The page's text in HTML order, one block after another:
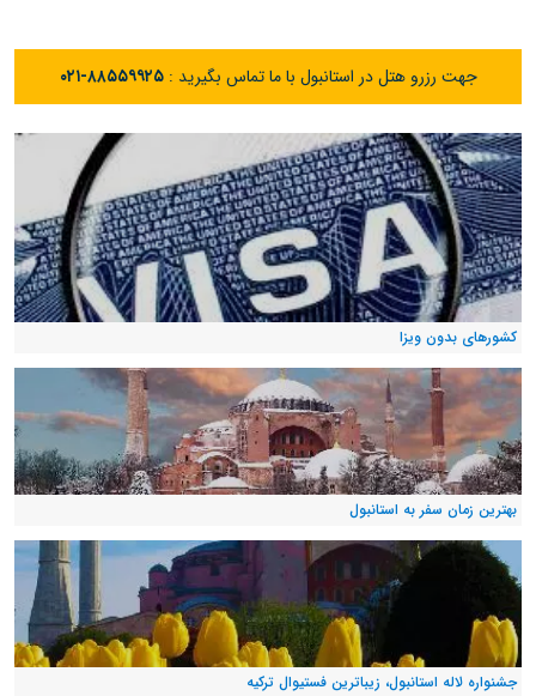
جهت رزرو هتل در استانبول با ما تماس بگیرید :۰۲۱-۸۸۵۵۹۹۲۵
کشورهای بدون ویزا
بهترین زمان سفر به استانبول
جشنواره لاله استانبول، زیباترین فستیوال ترکیه